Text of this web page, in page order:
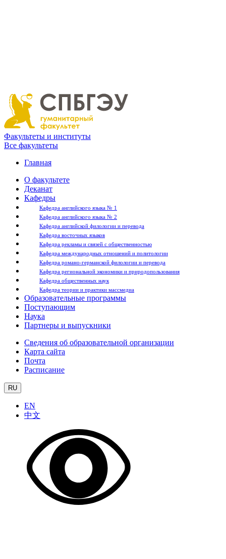
Факультеты и институты
Все факультеты
Главная
О факультете
Деканат
Кафедры
Кафедра английского языка № 1
Кафедра английского языка № 2
Кафедра английской филологии и перевода
Кафедра восточных языков
Кафедра рекламы и связей с общественностью
Кафедра международных отношений и политологии
Кафедра романо-германской филологии и перевода
Кафедра региональной экономики и природопользования
Кафедра общественных наук
Кафедра теории и практики массмедиа
Образовательные программы
Поступающим
Наука
Партнеры и выпускники
Сведения об образовательной организации
Карта сайта
Почта
Расписание
RU
EN
中文